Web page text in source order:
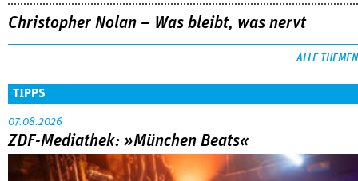
Christopher Nolan – Was bleibt, was nervt
ALLE THEMEN
TIPPS
07.08.2026
ZDF-Mediathek: »München Beats«